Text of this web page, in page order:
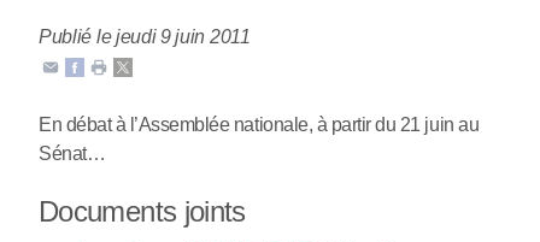
Publié le jeudi 9 juin 2011
En débat à l’Assemblée nationale, à partir du 21 juin au
Sénat…
Documents joints